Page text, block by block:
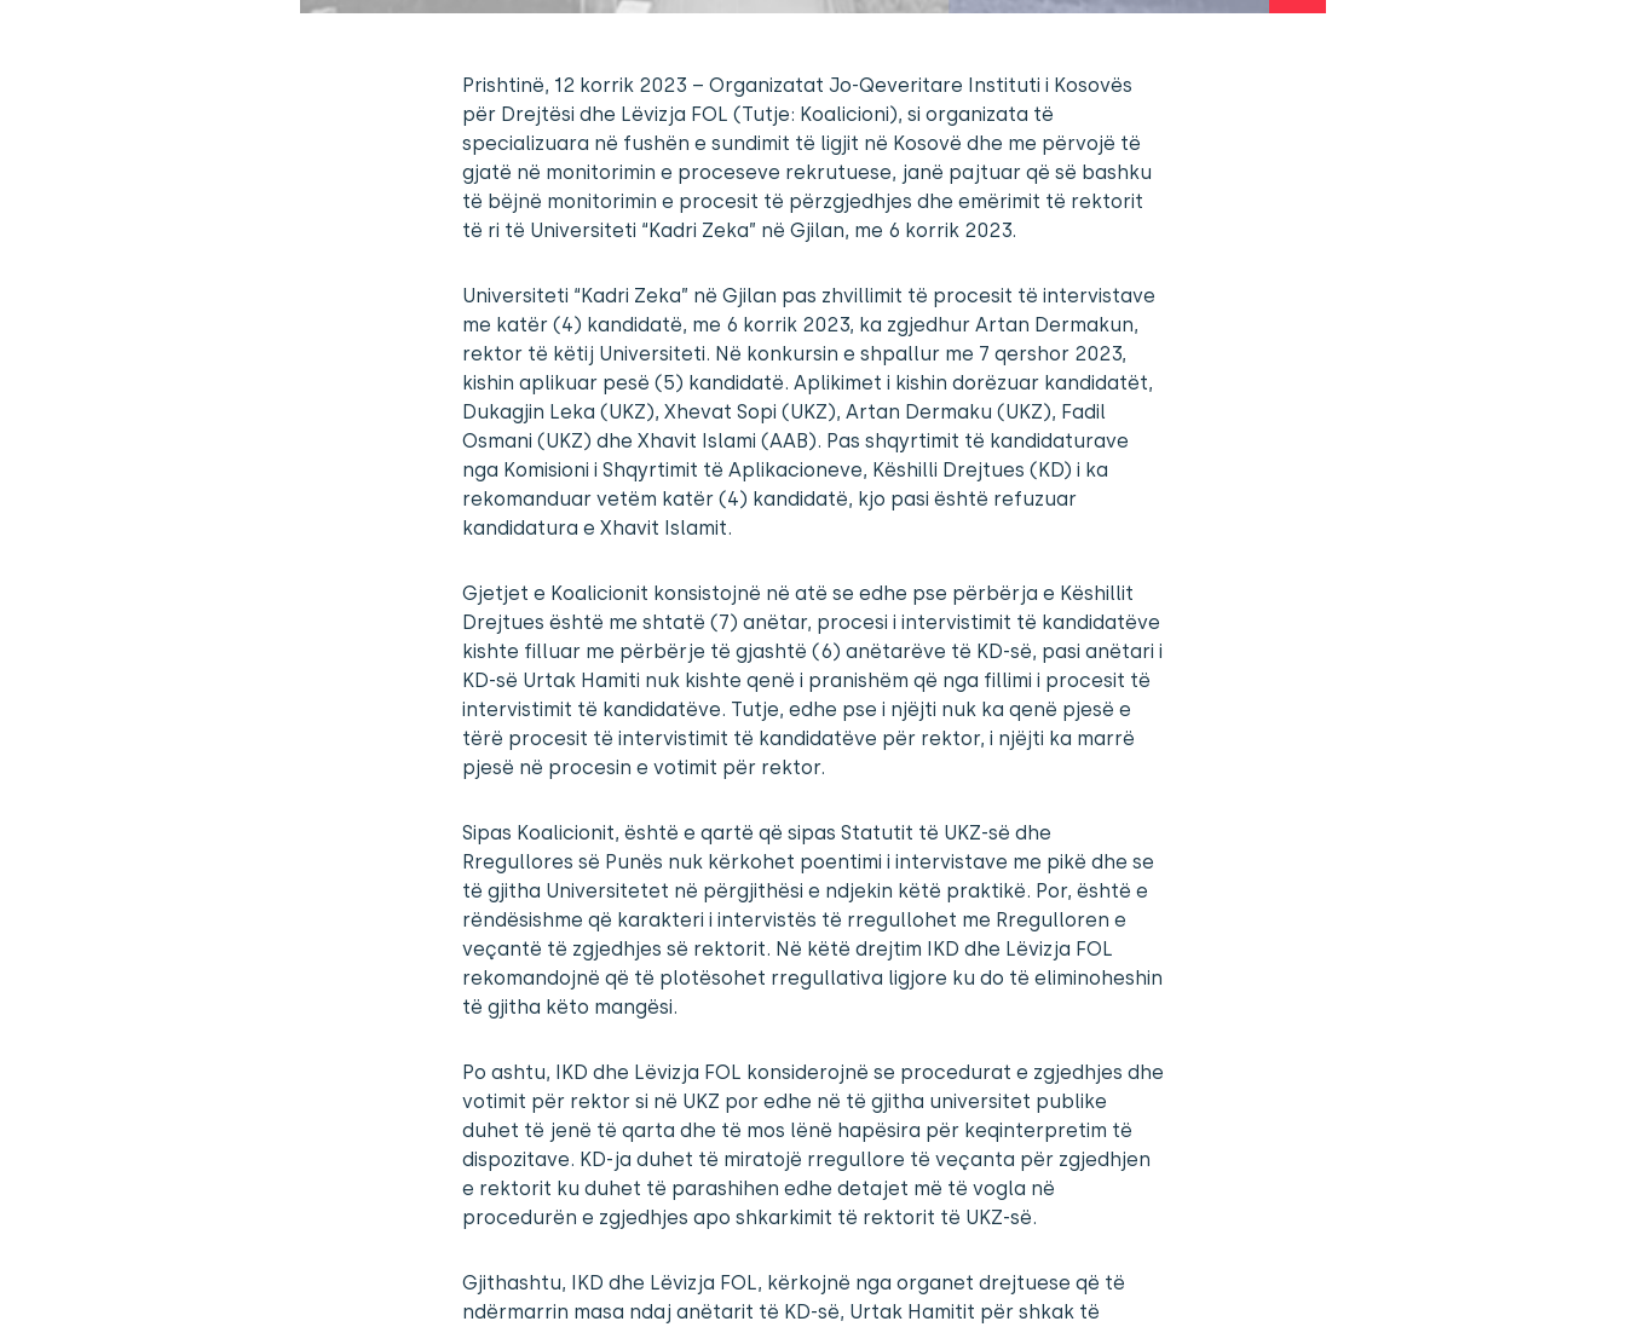
Prishtinë, 12 korrik 2023 – Organizatat Jo-Qeveritare Instituti i Kosovës
për Drejtësi dhe Lëvizja FOL (Tutje: Koalicioni), si organizata të
specializuara në fushën e sundimit të ligjit në Kosovë dhe me përvojë të
gjatë në monitorimin e proceseve rekrutuese, janë pajtuar që së bashku
të bëjnë monitorimin e procesit të përzgjedhjes dhe emërimit të rektorit
të ri të Universiteti “Kadri Zeka” në Gjilan, me 6 korrik 2023.
Universiteti “Kadri Zeka” në Gjilan pas zhvillimit të procesit të intervistave
me katër (4) kandidatë, me 6 korrik 2023, ka zgjedhur Artan Dermakun,
rektor të këtij Universiteti. Në konkursin e shpallur me 7 qershor 2023,
kishin aplikuar pesë (5) kandidatë. Aplikimet i kishin dorëzuar kandidatët,
Dukagjin Leka (UKZ), Xhevat Sopi (UKZ), Artan Dermaku (UKZ), Fadil
Osmani (UKZ) dhe Xhavit Islami (AAB). Pas shqyrtimit të kandidaturave
nga Komisioni i Shqyrtimit të Aplikacioneve, Këshilli Drejtues (KD) i ka
rekomanduar vetëm katër (4) kandidatë, kjo pasi është refuzuar
kandidatura e Xhavit Islamit.
Gjetjet e Koalicionit konsistojnë në atë se edhe pse përbërja e Këshillit
Drejtues është me shtatë (7) anëtar, procesi i intervistimit të kandidatëve
kishte filluar me përbërje të gjashtë (6) anëtarëve të KD-së, pasi anëtari i
KD-së Urtak Hamiti nuk kishte qenë i pranishëm që nga fillimi i procesit të
intervistimit të kandidatëve. Tutje, edhe pse i njëjti nuk ka qenë pjesë e
tërë procesit të intervistimit të kandidatëve për rektor, i njëjti ka marrë
pjesë në procesin e votimit për rektor.
Sipas Koalicionit, është e qartë që sipas Statutit të UKZ-së dhe
Rregullores së Punës nuk kërkohet poentimi i intervistave me pikë dhe se
të gjitha Universitetet në përgjithësi e ndjekin këtë praktikë. Por, është e
rëndësishme që karakteri i intervistës të rregullohet me Rregulloren e
veçantë të zgjedhjes së rektorit. Në këtë drejtim IKD dhe Lëvizja FOL
rekomandojnë që të plotësohet rregullativa ligjore ku do të eliminoheshin
të gjitha këto mangësi.
Po ashtu, IKD dhe Lëvizja FOL konsiderojnë se procedurat e zgjedhjes dhe
votimit për rektor si në UKZ por edhe në të gjitha universitet publike
duhet të jenë të qarta dhe të mos lënë hapësira për keqinterpretim të
dispozitave. KD-ja duhet të miratojë rregullore të veçanta për zgjedhjen
e rektorit ku duhet të parashihen edhe detajet më të vogla në
procedurën e zgjedhjes apo shkarkimit të rektorit të UKZ-së.
Gjithashtu, IKD dhe Lëvizja FOL, kërkojnë nga organet drejtuese që të
ndërmarrin masa ndaj anëtarit të KD-së, Urtak Hamitit për shkak të